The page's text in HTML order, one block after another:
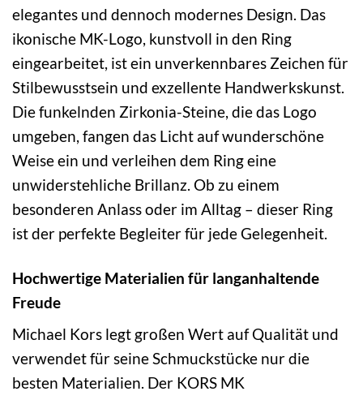
elegantes und dennoch modernes Design. Das
ikonische MK-Logo, kunstvoll in den Ring
eingearbeitet, ist ein unverkennbares Zeichen für
Stilbewusstsein und exzellente Handwerkskunst.
Die funkelnden Zirkonia-Steine, die das Logo
umgeben, fangen das Licht auf wunderschöne
Weise ein und verleihen dem Ring eine
unwiderstehliche Brillanz. Ob zu einem
besonderen Anlass oder im Alltag – dieser Ring
ist der perfekte Begleiter für jede Gelegenheit.
Hochwertige Materialien für langanhaltende
Freude
Michael Kors legt großen Wert auf Qualität und
verwendet für seine Schmuckstücke nur die
besten Materialien. Der KORS MK